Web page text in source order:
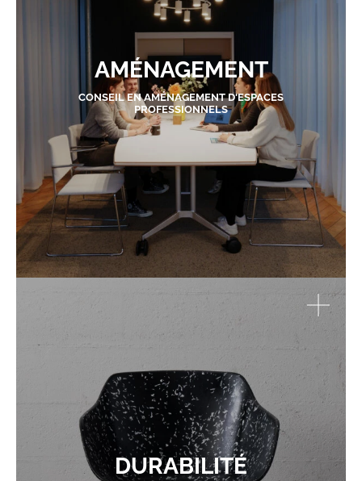
AMÉNAGEMENT
CONSEIL EN AMÉNAGEMENT D'ESPACES
PROFESSIONNELS
DURABILITÉ